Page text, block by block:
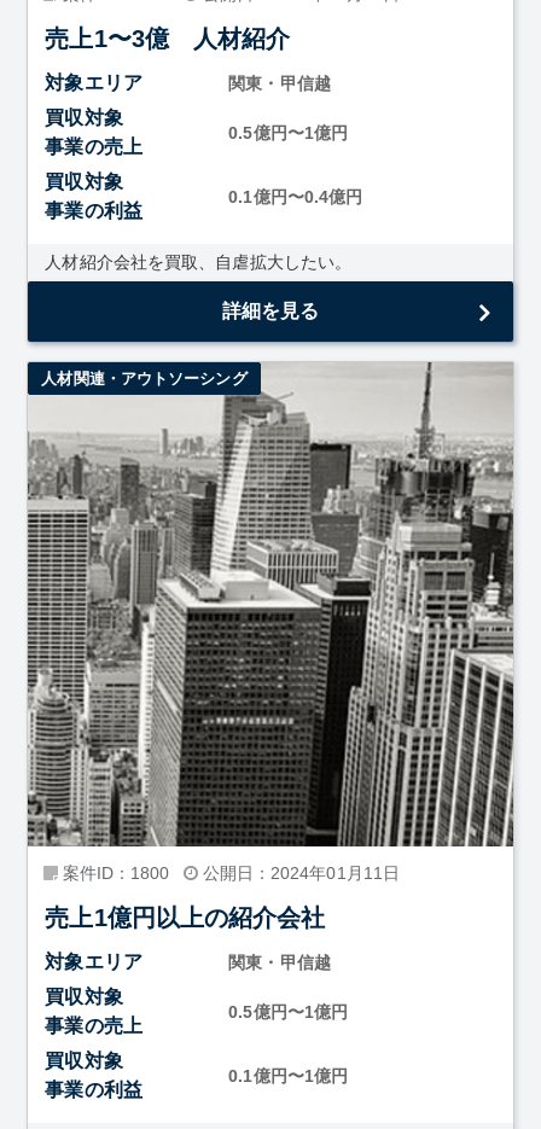
売上1〜3億 人材紹介
対象エリア 関東・甲信越
買収対象
事業の売上
0.5億円〜1億円
買収対象
事業の利益
0.1億円〜0.4億円
人材紹介会社を買取、自虐拡大したい。
詳細を見る
人材関連・アウトソーシング
案件ID：1800 公開日：2024年01月11日
売上1億円以上の紹介会社
対象エリア 関東・甲信越
買収対象
事業の売上
0.5億円〜1億円
買収対象
事業の利益
0.1億円〜1億円